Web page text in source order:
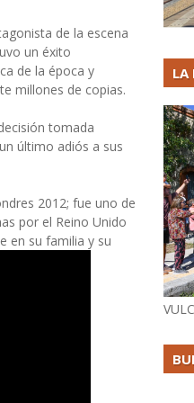
de la escena
un éxito
de la época y
millones de copias.
tomada
último adiós a sus
2012; fue uno de
por el Reino Unido
en su familia y su
LA